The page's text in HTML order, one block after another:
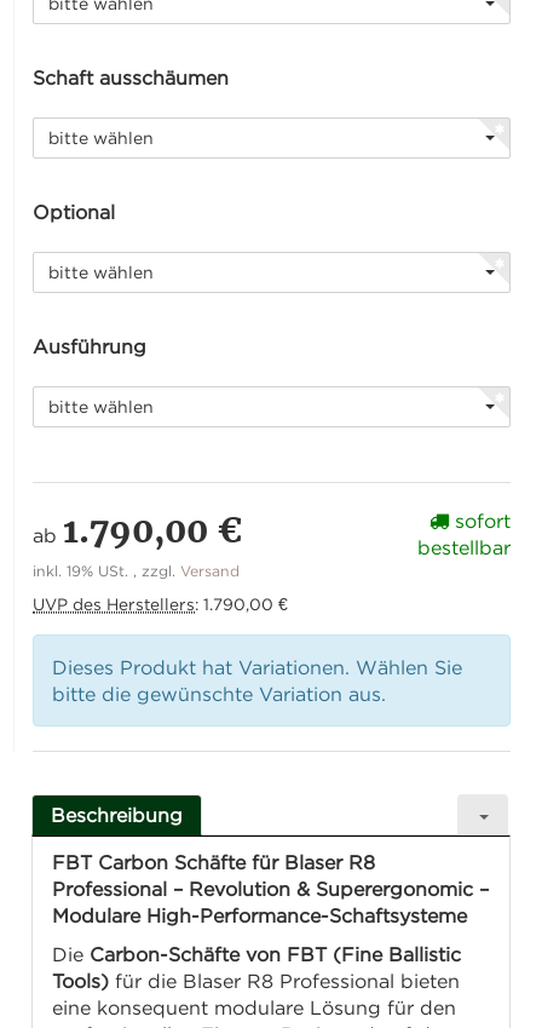
Schaft ausschäumen
bitte wählen
Optional
bitte wählen
Ausführung
bitte wählen
ab 1.790,00 €
inkl. 19% USt. , zzgl.Versand
UVP des Herstellers:1.790,00 €
sofort
bestellbar
Dieses Produkt hat Variationen. Wählen Sie
bitte die gewünschte Variation aus.
Beschreibung
FBT Carbon Schäfte für Blaser R8
Professional – Revolution & Superergonomic –
Modulare High-Performance-Schaftsysteme
Die Carbon-Schäfte von FBT (Fine Ballistic
Tools) für die Blaser R8 Professional bieten
eine konsequent modulare Lösung für den